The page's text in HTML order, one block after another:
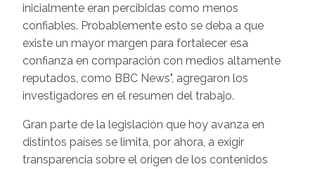
inicialmente eran percibidas como menos
confiables. Probablemente esto se deba a que
existe un mayor margen para fortalecer esa
confianza en comparación con medios altamente
reputados, como BBC News", agregaron los
investigadores en el resumen del trabajo.
Gran parte de la legislación que hoy avanza en
distintos países se limita, por ahora, a exigir
transparencia sobre el origen de los contenidos